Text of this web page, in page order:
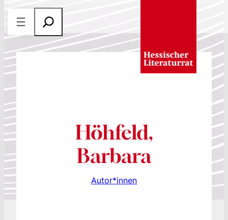
Zum
Inhalt
springen
h
Höhfeld,
Barbara
Autor*innen